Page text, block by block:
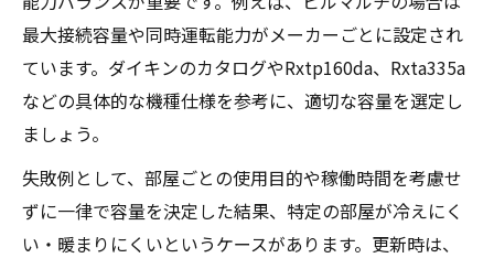
最大接続容量や同時運転能力がメーカーごとに設定され
ています。ダイキンのカタログやRxtp160da、Rxta335a
などの具体的な機種仕様を参考に、適切な容量を選定し
ましょう。
失敗例として、部屋ごとの使用目的や稼働時間を考慮せ
ずに一律で容量を決定した結果、特定の部屋が冷えにく
い・暖まりにくいというケースがあります。更新時は、